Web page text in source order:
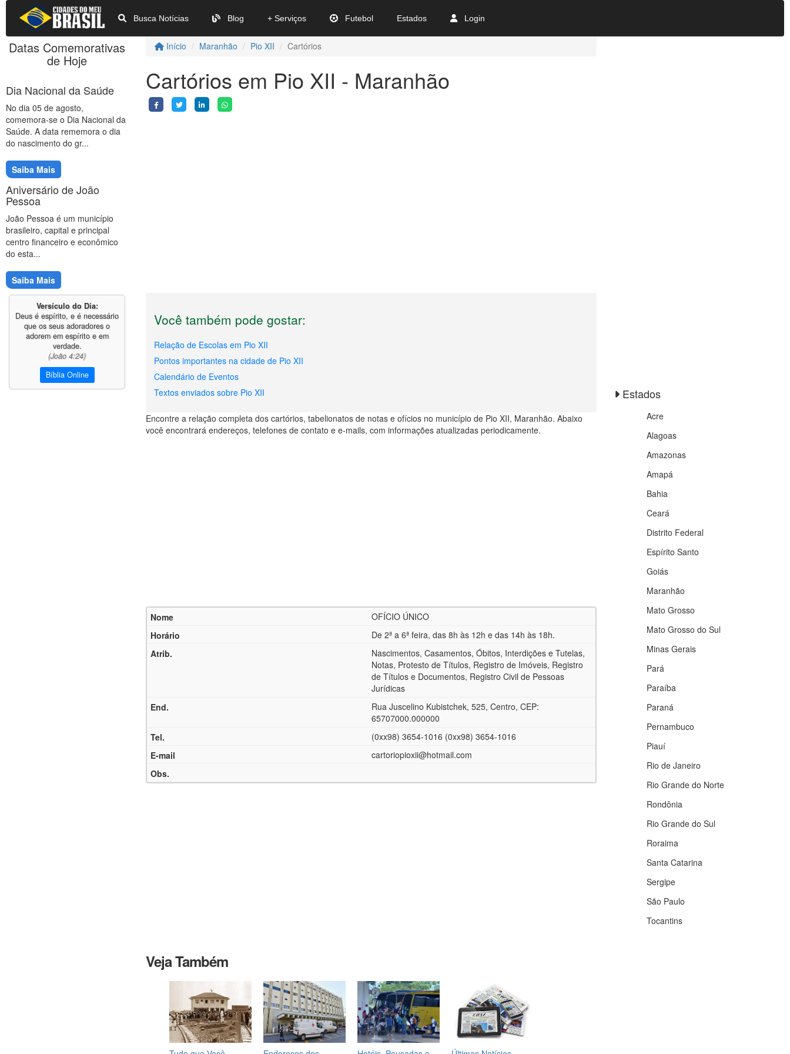
Busca Notícias Blog + Serviços Futebol Estados Login
Início Maranhão Pio XII Cartórios
Cartórios em Pio XII - Maranhão
Você também pode gostar:
Relação de Escolas em Pio XII
Pontos importantes na cidade de Pio XII
Calendário de Eventos
Textos enviados sobre Pio XII
Encontre a relação completa dos cartórios, tabelionatos de notas e ofícios no município de Pio XII, Maranhão. Abaixo
você encontrará endereços, telefones de contato e e-mails, com informações atualizadas periodicamente.
OFÍCIO ÚNICO
De 2ª a 6ª feira, das 8h às 12h e das 14h às 18h.
Nascimentos, Casamentos, Óbitos, Interdições e Tutelas,
Notas, Protesto de Títulos, Registro de Imóveis, Registro
de Títulos e Documentos, Registro Civil de Pessoas
Jurídicas
Rua Juscelino Kubistchek, 525, Centro, CEP:
65707000.000000
(0xx98) 3654-1016 (0xx98) 3654-1016
cartoriopioxii@hotmail.com
Veja Também
Datas Comemorativas
de Hoje
Dia Nacional da Saúde
No dia 05 de agosto,
comemora-se o Dia Nacional da
Saúde. A data rememora o dia
do nascimento do gr...
Saiba Mais
Aniversário de João
Pessoa
João Pessoa é um município
brasileiro, capital e principal
centro financeiro e econômico
do esta...
Saiba Mais
Versículo do Dia:
Deus é espírito, e é necessário
que os seus adoradores o
adorem em espírito e em
verdade.
(João 4:24)
Bíblia Online
Estados
Acre
Alagoas
Amazonas
Amapá
Bahia
Ceará
Distrito Federal
Espírito Santo
Goiás
Maranhão
Mato Grosso
Mato Grosso do Sul
Minas Gerais
Pará
Paraíba
Paraná
Pernambuco
Piauí
Rio de Janeiro
Rio Grande do Norte
Rondônia
Rio Grande do Sul
Roraima
Santa Catarina
Sergipe
São Paulo
Tocantins